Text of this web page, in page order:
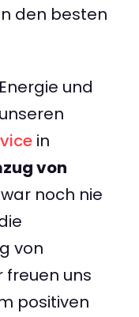
den besten
und
in
von
war noch nie
von
freuen uns
positiven